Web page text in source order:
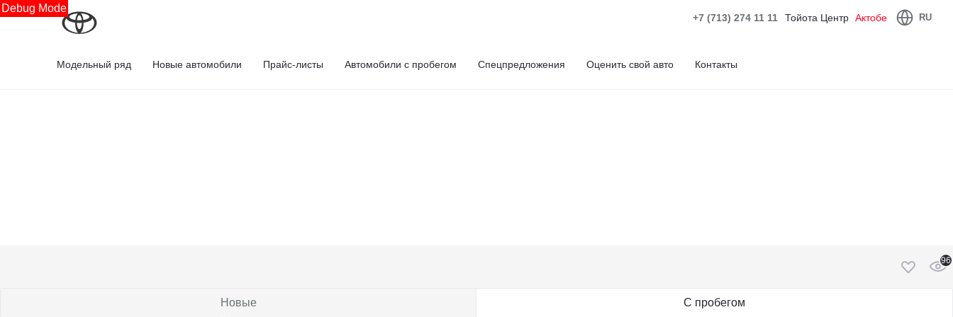
Debug Mode
+7 (713) 274 11 11 Тойота Центр Актобе RU
Модельный ряд Новые автомобили Прайс-листы Автомобили с пробегом Спецпредложения Оценить свой авто Контакты
96
Новые С пробегом